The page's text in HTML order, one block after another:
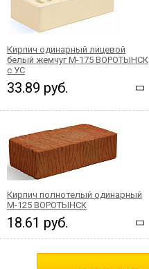
Кирпич одинарный лицевой
белый жемчуг М-175 ВОРОТЫНСК
с УС
33.89 руб.
Кирпич полнотелый одинарный
М-125 ВОРОТЫНСК
18.61 руб.